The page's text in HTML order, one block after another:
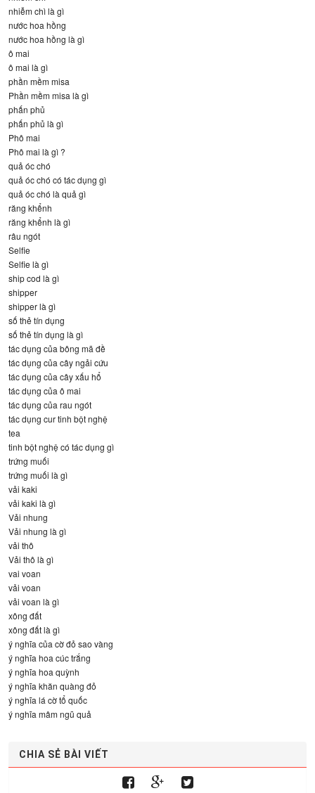
nhiễm chì là gì
nước hoa hồng
nước hoa hồng là gì
ô mai
ô mai là gì
phần mềm misa
Phần mềm misa là gì
phấn phủ
phấn phủ là gì
Phô mai
Phô mai là gì ?
quả óc chó
quả óc chó có tác dụng gì
quả óc chó là quả gì
răng khểnh
răng khểnh là gì
râu ngót
Selfie
Selfie là gì
ship cod là gì
shipper
shipper là gì
số thẻ tín dụng
số thẻ tín dụng là gì
tác dụng của bông mã đề
tác dụng của cây ngải cứu
tác dụng của cây xấu hổ
tác dụng của ô mai
tác dụng của rau ngót
tác dụng cur tinh bột nghệ
tea
tinh bột nghệ có tác dụng gì
trứng muối
trứng muối là gì
vải kaki
vải kaki là gì
Vải nhung
Vải nhung là gì
vải thô
Vải thô là gì
vai voan
vải voan
vải voan là gì
xông đất
xông đất là gì
ý nghĩa của cờ đỏ sao vàng
ý nghĩa hoa cúc trắng
ý nghĩa hoa quỳnh
ý nghĩa khăn quàng đỏ
ý nghĩa lá cờ tổ quốc
ý nghĩa mâm ngũ quả
CHIA SẺ BÀI VIẾT